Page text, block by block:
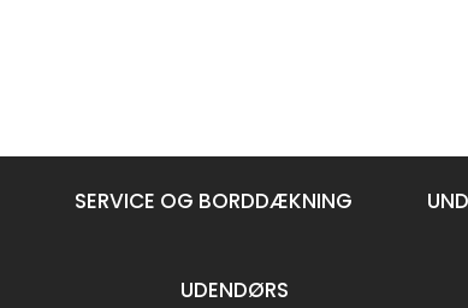
SERVICE OG BORDDÆKNING
UDENDØRS